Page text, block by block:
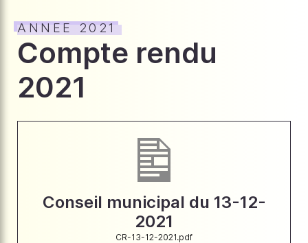
ANNEE 2021
Compte rendu
2021
Conseil municipal du 13-12-
2021
CR-13-12-2021.pdf